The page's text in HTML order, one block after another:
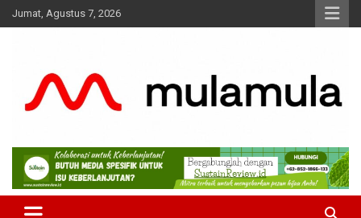
Skip
to
Jumat, Agustus 7, 2026
MulaMula
Medianya para Gen Z